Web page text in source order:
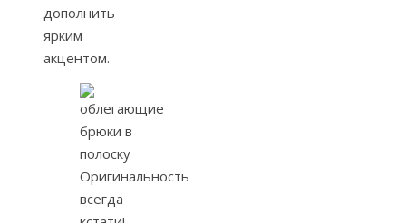
дополнить
ярким
акцентом.
Оригинальность
всегда